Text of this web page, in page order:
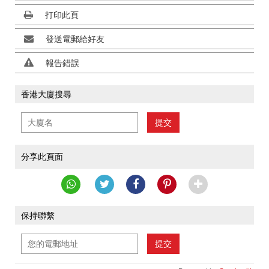
打印此頁
發送電郵給好友
報告錯誤
香港大廈搜尋
提交
分享此頁面
保持聯繫
提交